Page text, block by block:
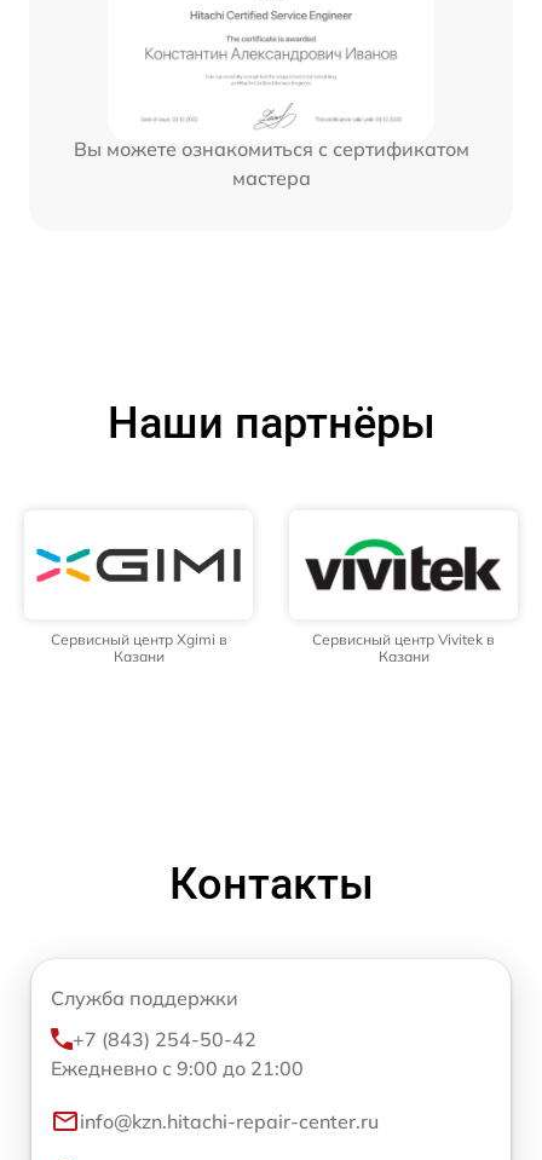
Вы можете ознакомиться с сертификатом
мастера
Наши партнёры
Сервисный центр Xgimi в
Казани
Сервисный центр Vivitek в
Казани
Контакты
Служба поддержки
+7 (843) 254-50-42
Ежедневно с 9:00 до 21:00
info@kzn.hitachi-repair-center.ru